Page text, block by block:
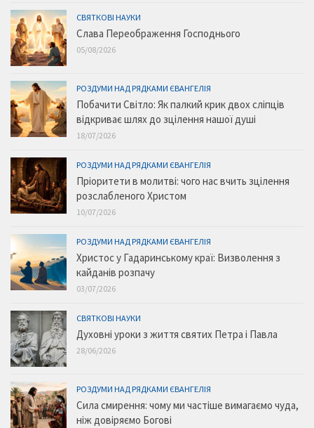
СВЯТКОВІ НАУКИ
Слава Переображення Господнього
05/08/2026
РОЗДУМИ НАД РЯДКАМИ ЄВАНГЕЛІЯ
Побачити Світло: Як палкий крик двох сліпців
відкриває шлях до зцілення нашої душі
18/07/2026
РОЗДУМИ НАД РЯДКАМИ ЄВАНГЕЛІЯ
Пріоритети в молитві: чого нас вчить зцілення
розслабленого Христом
10/07/2026
РОЗДУМИ НАД РЯДКАМИ ЄВАНГЕЛІЯ
Христос у Гадаринському краї: Визволення з
кайданів розпачу
03/07/2026
СВЯТКОВІ НАУКИ
Духовні уроки з життя святих Петра і Павла
28/06/2026
РОЗДУМИ НАД РЯДКАМИ ЄВАНГЕЛІЯ
Сила смирення: чому ми частіше вимагаємо чуда,
ніж довіряємо Богові